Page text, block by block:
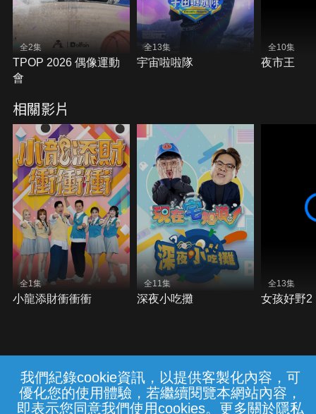
我們紀錄cookie資訊，以提供客製化內容，可
優化您的使用體驗，若繼續閱覽本網站內容，
即表示您同意我們使用cookies。更多關於隱私
全2集
TPOP 2026 偶像運動
會
全13集
宇宙啦啦隊
全10集
夜市王
相關影片
全1集
小龍添財衝衝衝
全11集
深夜小吃攤
全13集
女孩好野2
常見問題 線上客服 服務條款 隱私權保護
{{notifyMsg}}